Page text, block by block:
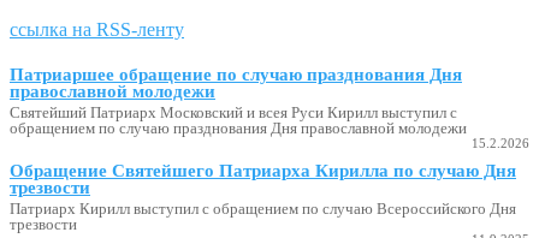
ссылка на RSS-ленту
Патриаршее обращение по случаю празднования Дня
православной молодежи
Святейший Патриарх Московский и всея Руси Кирилл выступил с
обращением по случаю празднования Дня православной молодежи
15.2.2026
Обращение Святейшего Патриарха Кирилла по случаю Дня
трезвости
Патриарх Кирилл выступил с обращением по случаю Всероссийского Дня
трезвости